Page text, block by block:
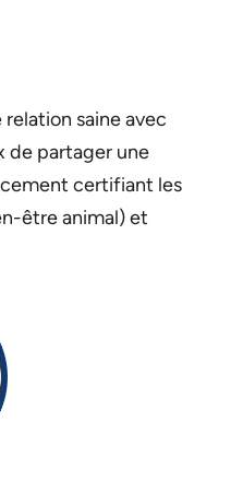
saine avec
de partager une
certifiant les
être animal) et